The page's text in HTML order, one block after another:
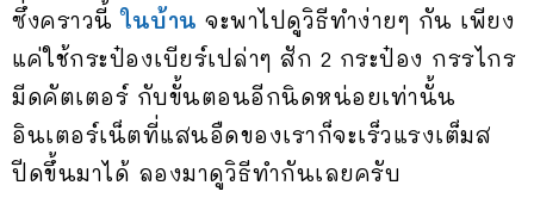
ซึ่งคราวนี้ในบ้าน จะพาไปดูวิธีทำง่ายๆ กัน เพียง
แค่ใช้กระป๋องเบียร์เปล่าๆ สัก 2 กระป๋อง กรรไกร
มีดคัตเตอร์ กับขั้นตอนอีกนิดหน่อยเท่านั้น
อินเตอร์เน็ตที่แสนอืดของเราก็จะเร็วแรงเต็มส
ปีดขึ้นมาได้ ลองมาดูวิธีทำกันเลยครับ